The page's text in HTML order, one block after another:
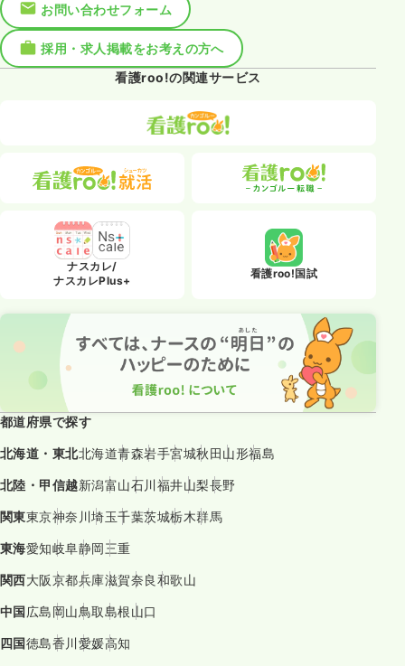
お問い合わせフォーム
採用・求人掲載をお考えの方へ
看護roo!の関連サービス
ナスカレ/
ナスカレPlus+
看護roo!国試
都道府県で探す
北海道・東北北海道青森岩手宮城秋田山形福島
北陸・甲信越新潟富山石川福井山梨長野
関東東京神奈川埼玉千葉茨城栃木群馬
東海愛知岐阜静岡三重
関西大阪京都兵庫滋賀奈良和歌山
中国広島岡山鳥取島根山口
四国徳島香川愛媛高知